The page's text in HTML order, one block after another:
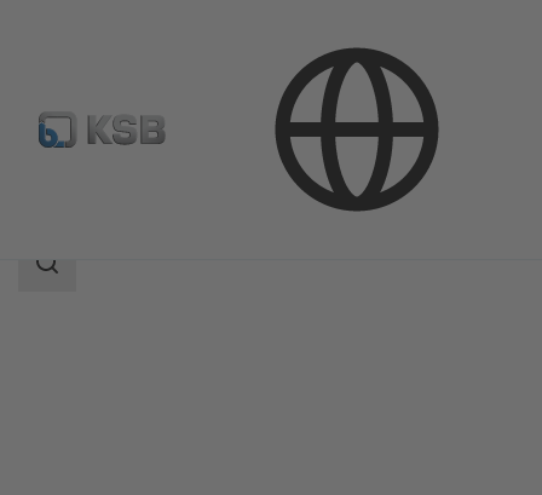
Каталог продукции HGM/HGM-S
Область